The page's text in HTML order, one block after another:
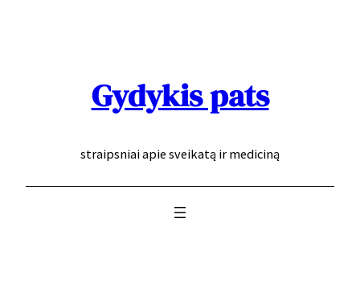
Gydykis pats
straipsniai apie sveikatą ir mediciną